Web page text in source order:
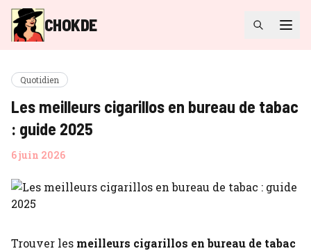
CHOKDE
Quotidien
Les meilleurs cigarillos en bureau de tabac
: guide 2025
6 juin 2026
Trouver les meilleurs cigarillos en bureau de tabac